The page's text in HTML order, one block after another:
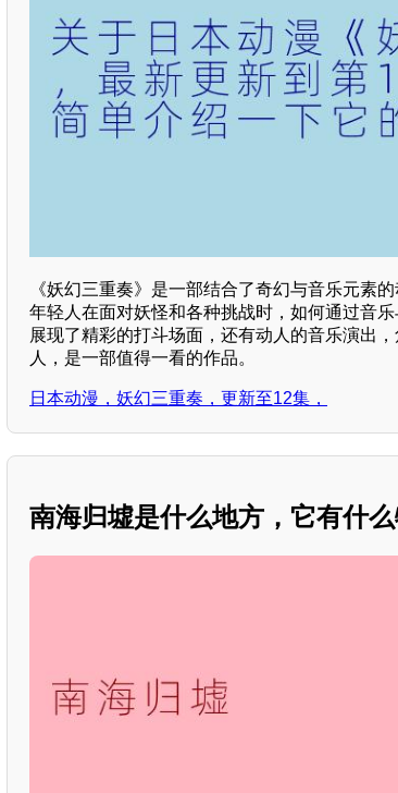
《妖幻三重奏》是一部结合了奇幻与音乐元素
年轻人在面对妖怪和各种挑战时，如何通过音
展现了精彩的打斗场面，还有动人的音乐演出
人，是一部值得一看的作品。
日本动漫，妖幻三重奏，更新至12集，
南海归墟是什么地方，它有什